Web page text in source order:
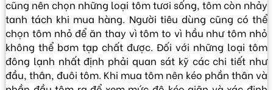
cũng nên chọn những loại tôm tươi sống, tôm còn nhảy
tanh tách khi mua hàng. Người tiêu dùng cũng có thể
chọn tôm nhỏ để ăn thay vì tôm to vì hầu như tôm nhỏ
không thể bơm tạp chất được. Đối với những loại tôm
đông lạnh nhất định phải quan sát kỹ các chi tiết như
đầu, thân, đuôi tôm. Khi mua tôm nên kéo phần thân và